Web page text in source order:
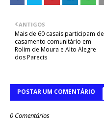
ANTIGOS
Mais de 60 casais participam de
casamento comunitário em
Rolim de Moura e Alto Alegre
dos Parecis
POSTAR UM COMENTÁRIO
0 Comentários